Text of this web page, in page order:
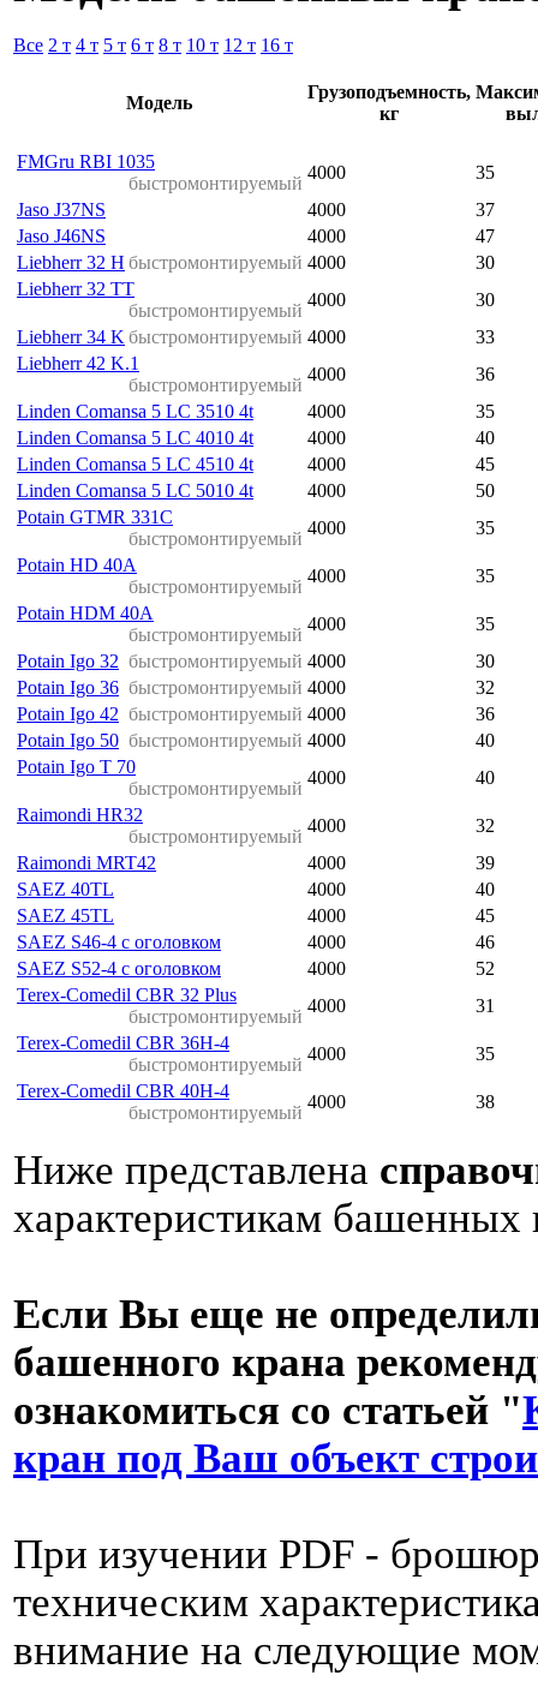
Все 2 т 4 т 5 т 6 т 8 т 10 т 12 т 16 т
Модель
Грузоподъемность,
кг
FMGru RBI 1035
быстромонтируемый
4000
35
Jaso J37NS
4000
37
Jaso J46NS
4000
47
Liebherr 32 H быстромонтируемый 4000
30
Liebherr 32 TT
быстромонтируемый
4000
30
Liebherr 34 Kбыстромонтируемый 4000
33
Liebherr 42 K.1
быстромонтируемый
4000
36
Linden Comansa 5 LC 3510 4t
4000
35
Linden Comansa 5 LC 4010 4t
4000
40
Linden Comansa 5 LC 4510 4t
4000
45
Linden Comansa 5 LC 5010 4t
4000
50
Potain GTMR 331C
быстромонтируемый
4000
35
Potain HD 40A
быстромонтируемый
4000
35
Potain HDM 40A
быстромонтируемый
4000
35
Potain Igo 32 быстромонтируемый 4000
30
Potain Igo 36 быстромонтируемый 4000
32
Potain Igo 42 быстромонтируемый 4000
36
Potain Igo 50 быстромонтируемый 4000
40
Potain Igo T 70
быстромонтируемый
4000
40
Raimondi HR32
быстромонтируемый
4000
32
Raimondi MRT42
4000
39
SAEZ 40TL
4000
40
SAEZ 45TL
4000
45
SAEZ S46-4 с оголовком
4000
46
SAEZ S52-4 с оголовком
4000
52
Terex-Comedil CBR 32 Plus
быстромонтируемый
4000
31
Terex-Comedil CBR 36H-4
быстромонтируемый
4000
35
Terex-Comedil CBR 40H-4
быстромонтируемый
4000 38
Ниже представлена
характеристикам башенных
Если Вы еще не
башенного крана
ознакомиться со статьей "
кран под Ваш объект
При изучении PDF -
техническим
внимание на следующие